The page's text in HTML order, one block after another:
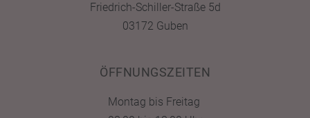
Friedrich-Schiller-Straße 5d
03172 Guben
ÖFFNUNGSZEITEN
Montag bis Freitag